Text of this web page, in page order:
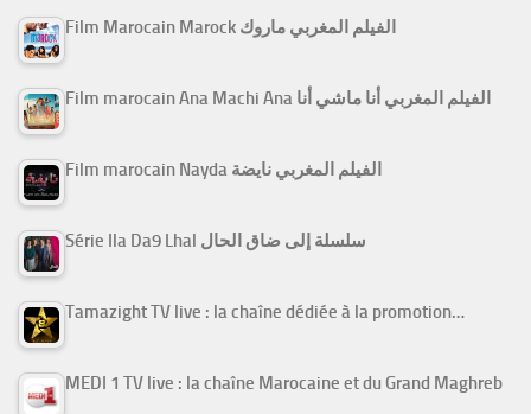
Film Marocain Marock الفيلم المغربي ماروك
Film marocain Ana Machi Ana الفيلم المغربي أنا ماشي أنا
Film marocain Nayda الفيلم المغربي نايضة
Série Ila Da9 Lhal سلسلة إلى ضاق الحال
Tamazight TV live : la chaîne dédiée à la promotion…
MEDI 1 TV live : la chaîne Marocaine et du Grand Maghreb